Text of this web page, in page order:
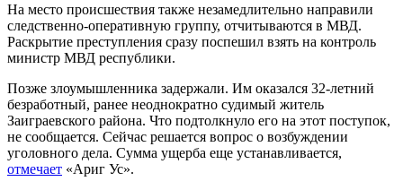
На место происшествия также незамедлительно направили
следственно-оперативную группу, отчитываются в МВД.
Раскрытие преступления сразу поспешил взять на контроль
министр МВД республики.
Позже злоумышленника задержали. Им оказался 32-летний
безработный, ранее неоднократно судимый житель
Заиграевского района. Что подтолкнуло его на этот поступок,
не сообщается. Сейчас решается вопрос о возбуждении
уголовного дела. Сумма ущерба еще устанавливается,
отмечает «Ариг Ус».